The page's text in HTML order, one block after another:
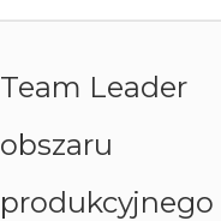
Team Leader
obszaru
produkcyjnego